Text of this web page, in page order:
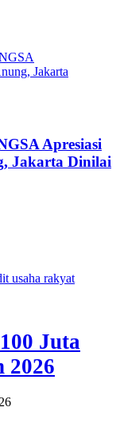
Apresiasi
Jakarta Dinilai
Juta
2026